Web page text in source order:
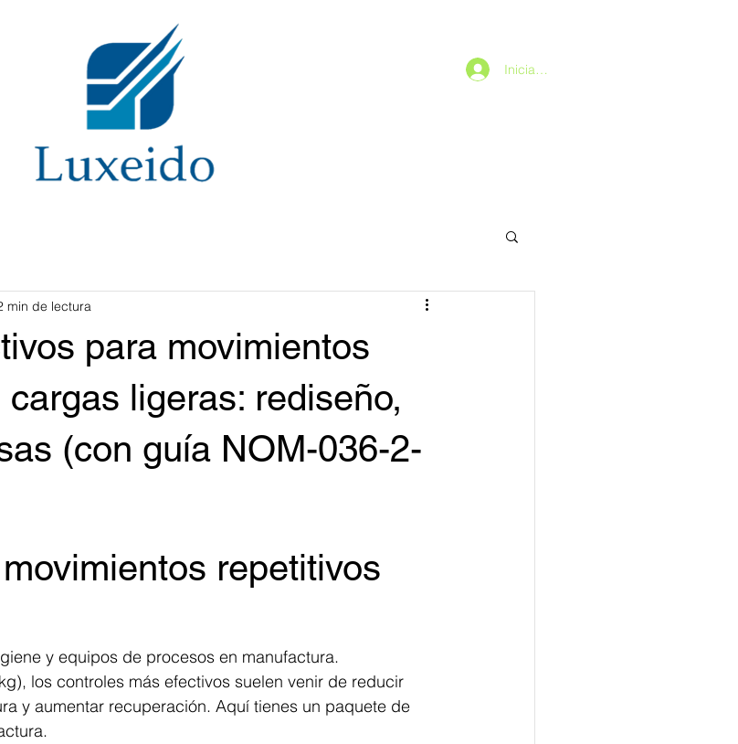
Iniciar sesión
para movimientos
ligeras: rediseño,
(con guía NOM-036-2-
min de lectura
repetitivos
y equipos de procesos en manufactura.
los controles más efectivos suelen venir de reducir
y aumentar recuperación. Aquí tienes un paquete de